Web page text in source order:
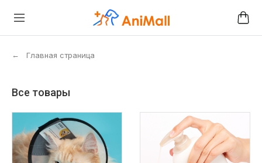
← Главная страница
Все товары